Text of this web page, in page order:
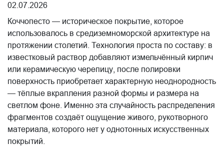
02.07.2026
Коччопесто — историческое покрытие, которое
использовалось в средиземноморской архитектуре на
протяжении столетий. Технология проста по составу: в
известковый раствор добавляют измельчённый кирпич
или керамическую черепицу, после полировки
поверхность приобретает характерную неоднородность
— тёплые вкрапления разной формы и размера на
светлом фоне. Именно эта случайность распределения
фрагментов создаёт ощущение живого, рукотворного
материала, которого нет у однотонных искусственных
покрытий.